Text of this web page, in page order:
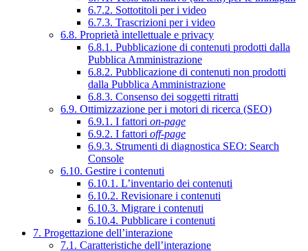
6.7.2. Sottotitoli per i video
6.7.3. Trascrizioni per i video
6.8. Proprietà intellettuale e privacy
6.8.1. Pubblicazione di contenuti prodotti dalla
Pubblica Amministrazione
6.8.2. Pubblicazione di contenuti non prodotti
dalla Pubblica Amministrazione
6.8.3. Consenso dei soggetti ritratti
6.9. Ottimizzazione per i motori di ricerca (SEO)
6.9.1. I fattori on-page
6.9.2. I fattori off-page
6.9.3. Strumenti di diagnostica SEO: Search
Console
6.10. Gestire i contenuti
6.10.1. L’inventario dei contenuti
6.10.2. Revisionare i contenuti
6.10.3. Migrare i contenuti
6.10.4. Pubblicare i contenuti
7. Progettazione dell’interazione
7.1. Caratteristiche dell’interazione